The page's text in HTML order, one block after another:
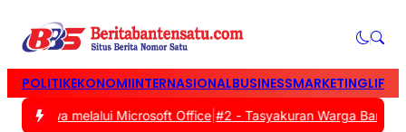
POLITIKEKONOMIINTERNASIONALBUSINESSMARKETING
Siswa melalui Microsoft Office|#2 -Tasyakuran Warga Baru